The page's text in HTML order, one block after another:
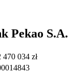
Pekao S.A.
470 034 zł